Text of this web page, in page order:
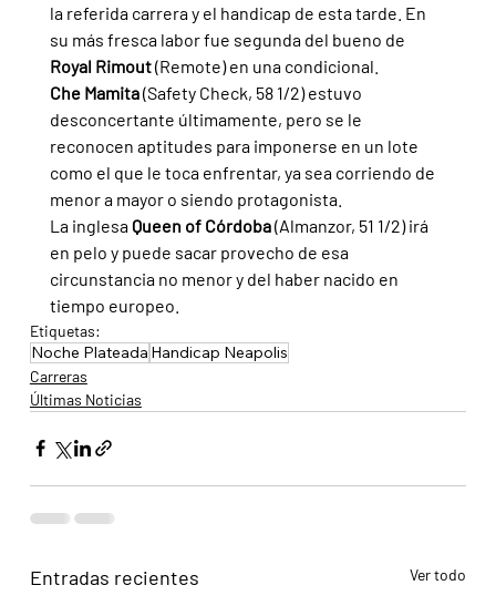
la referida carrera y el handicap de esta tarde. En
su más fresca labor fue segunda del bueno de
Royal Rimout (Remote) en una condicional.
Che Mamita (Safety Check, 58 1/2) estuvo
desconcertante últimamente, pero se le
reconocen aptitudes para imponerse en un lote
como el que le toca enfrentar, ya sea corriendo de
menor a mayor o siendo protagonista.
La inglesa Queen of Córdoba (Almanzor, 51 1/2) irá
en pelo y puede sacar provecho de esa
circunstancia no menor y del haber nacido en
tiempo europeo.
Etiquetas:
Noche Plateada Handicap Neapolis
Carreras
Últimas Noticias
Entradas recientes Ver todo